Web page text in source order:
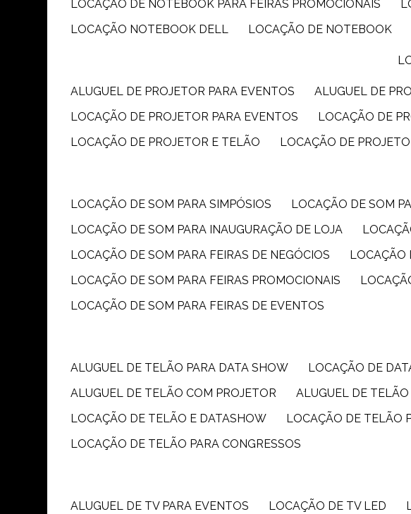
LOCAÇÃO DE NOTEBOOK PARA FEIRAS PROMOCIONAIS
LOCAÇÃO NOTEBOOK DELL
LOCAÇÃO DE NOTEBOOK
ALUGUEL DE PROJETOR PARA EVENTOS ALUGUEL DE
LOCAÇÃO DE PROJETOR PARA EVENTOS
LOCAÇÃO DE
LOCAÇÃO DE PROJETOR E TELÃO
LOCAÇÃO DE
LOCAÇÃO DE SOM PARA SIMPÓSIOS LOCAÇÃO DE SOM
LOCAÇÃO DE SOM PARA INAUGURAÇÃO DE LOJA
LOCAÇÃO DE SOM PARA FEIRAS DE NEGÓCIOS
LOCAÇÃO DE SOM PARA FEIRAS PROMOCIONAIS
LOCAÇÃO DE SOM PARA FEIRAS DE EVENTOS
ALUGUEL DE TELÃO PARA DATA SHOW LOCAÇÃO DE
ALUGUEL DE TELÃO COM PROJETOR
ALUGUEL DE
LOCAÇÃO DE TELÃO E DATASHOW
LOCAÇÃO DE TELÃO
LOCAÇÃO DE TELÃO PARA CONGRESSOS
ALUGUEL DE TV PARA EVENTOS LOCAÇÃO DE TV LED